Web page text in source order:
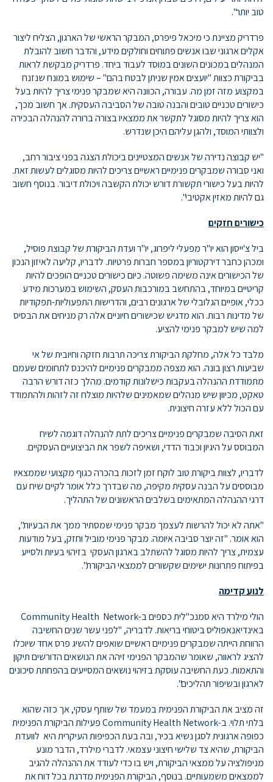
טוב יותר".
פרדריק מציינת כי מיכאל פיפרס, המבקר הראשי של הארגון, הצליח ליצור
אקלים ארגוני שבו אנשים פתוחים וחולקים מידע, והדבר חשוב להובלת
המנהלים במכונים השונים במוסד לעבוד ביחד. פרדריק מבקשת לראות
בביקורת כצוות "יועצים אמין שניתן לבטח בהם" – שימוש במונח שנזנח
במקצוע מזה זמן מה. עבורה, הכוונה היא שמבקר פנימי צריך להיות בעל
כישורים טכניים טובים והבנה טובה של הסביבה העסקית. אך חשוב מכך,
הוא צריך להיות מסוגל לתקשר את ממצאיו בצורה ברורה להנהלה הבכירה
ולצוותי המוסד, ולהגן עליהם היכן שנדרש.
"יש קבוצה נדירה של אנשים המצטיינים ביכולת הצגה בפני ציבור רחב,
ואני סבורה שמבקרים פנימיים ראשיים צריכים להיות מסוגלים לעשות זאת.
להיות בעל כישורי תקשורת דורש יכולת הקשבה ויכולת דיבור. בנוסף חשוב
גם להיות מאזין אקטיבי".
כישורים חזקים
ביל צ'ייסון הוא יו"ר מפעלי ליפרוג, יו"ר ועדת הביקורת של קבוצת פוסיל,
ומכהן כחבר דירקטוריון במספר חברות פרטיות. לדבריו, קליעה לאיזון הנכון
של הכישורים אינה משימה פשוטה. כיום כישורים טכניים הופכים להיות
קריטיים במיוחד, בהתחשב במורכבות העסק, השימוש במערכות מידע
ככלי, אופיים הגלובלי של ארגונים רבים, והדרישות התפעוליות-תפקודיות
של מדינות רבות. הוא מדגיש שכישורים חיוניים אלה רק מניחים את הבסיס
למה שיש למבקר פנימי להציע.
מלבד כל אלה, מחלקת הביקורת צריכה תרבות חזקה וחיובית של אי
שביעות רצון בונה. הוא מצפה ממבקרים פנימיים להיכנס לתחומים שעמם
מתמודדת ההנהלה בעקבות כישלונות קודמים. מהלך כזה דורש הרבה
טאקט, מכיוון שיש מנהלים שמאמינים שלהיות מוצלח זה לזהות ולהתמודד
עם הכול ללא עזרה חיצונית.
זאת הסיבה שמבקרים פנימיים צריכים לתת להנהלה דוגמה לשיח
המבוסס על היגיון וכבוד הדדי, ושאיפה לשפר את הביצועיים העסקיים.
לדבריו, לצוות ביקורת טוב לוקח זמן לזכות בהכרה כגוף מקצועי שממצאיו
מבוססים על הבנה עסקית מקיפה, מה שבדרך כלל אומר לקיים שיח עם
דרגי ההנהלה המתאימים בשלבים הראשונים של התהליך.
"אתה לא יכול להרשות לעצמך מבקר פנימי שמסתיר ממך את הבעיות",
הוא אומר. "זה יוצר סביבה איומה. מבקר פנימי מוביל וחזק, בעל מודעות
עצמית, צריך להיות מסוגל להשתלב בארגון העסקי בזיהוי בעיות ולסייע
בפיתוח פתרונות ישימים שקשורים לממצאי הביקורת".
לנוע קדימה
הולי מילרד היא סמנכ"לית כספים ב-Community Health Network
באינדיאנאפוליס ביטוחי בריאות. לדבריה, "לפני עשר שנים החשיבה
הרווחת הייתה שמבקרים פנימיים ראשיים שואפים להשיג פרס אחד שיוכלו
להציג לראווה, שאומר שהמבקר הפנימי זיהה את הנושאים הדורשים תיקון
והתאמות. כעת החשיבה עוסקת בזיהוי נושאים המסייעים בהפחתת סיכונים
לארגון ובשיפור תהליכים".
זה מציב את הביקורת הפנימית במעמד של שותף עסקי, אך כזה שהוא
בלתי תלוי. ב-Community Health Network פעילות הביקורת הפנימית
כפופה ארגונית לסגן נשיא בכיר, ובה בעת הכפיפות העיקרית היא לוועדת
הביקורת, שהיא צד שלישי חיצוני עצמאי. לדברי מילרד, הדבר מונע
מניפולציה על ממצאי הביקורת, ויש בו כדי לעודד את ההנהלה להגיב
לממצאים משמעותיים. בנוסף, הביקורת הפנימית מדרגת בכל דוח את